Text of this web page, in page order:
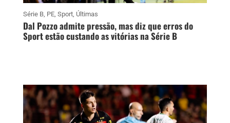
Série B, PE, Sport, Últimas
Dal Pozzo admite pressão, mas diz que erros do
Sport estão custando as vitórias na Série B